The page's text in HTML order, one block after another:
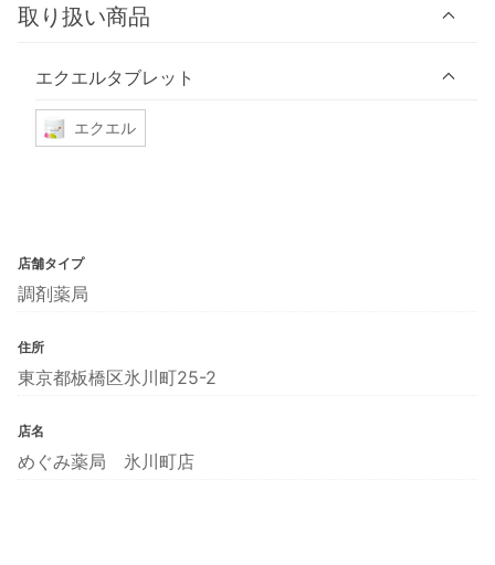
取り扱い商品
エクエルタブレット
エクエル
店舗タイプ
調剤薬局
住所
東京都板橋区氷川町25-2
店名
めぐみ薬局 氷川町店